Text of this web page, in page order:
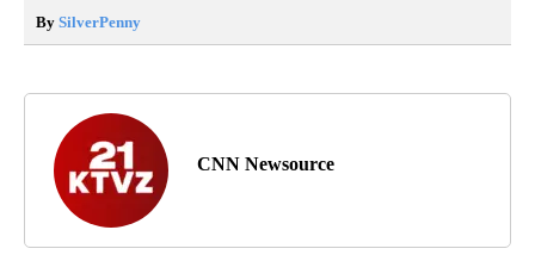
By SilverPenny
CNN Newsource